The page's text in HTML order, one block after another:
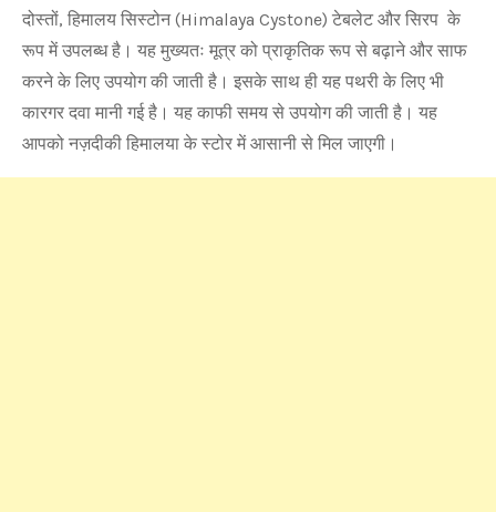
दोस्तों, हिमालय सिस्टोन (Himalaya Cystone) टेबलेट और सिरप के
रूप में उपलब्ध है। यह मुख्यतः मूत्र को प्राकृतिक रूप से बढ़ाने और साफ
करने के लिए उपयोग की जाती है। इसके साथ ही यह पथरी के लिए भी
कारगर दवा मानी गई है। यह काफी समय से उपयोग की जाती है। यह
आपको नज़दीकी हिमालया के स्टोर में आसानी से मिल जाएगी।